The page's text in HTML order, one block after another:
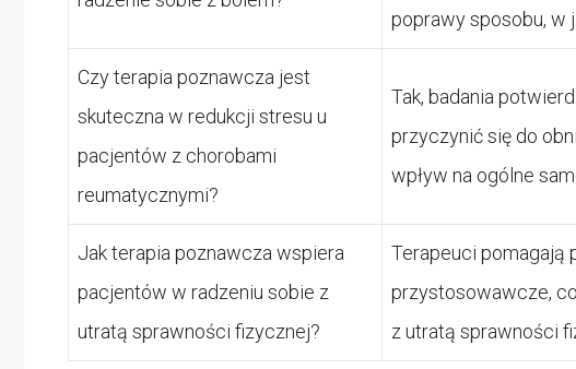
poprawy sposobu, w
Czy terapia poznawcza jest
skuteczna w redukcji stresu u
pacjentów z chorobami
reumatycznymi?
Tak, badania
przyczynić się do
wpływ na ogólne
Jak terapia poznawcza wspiera
pacjentów w radzeniu sobie z
utratą sprawności fizycznej?
Terapeuci pomagają
przystosowawcze,
z utratą sprawności